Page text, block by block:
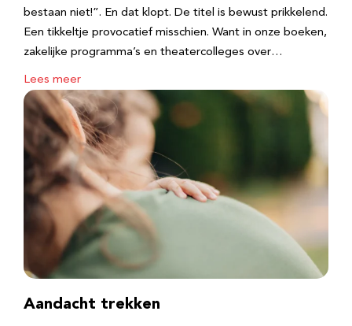
bestaan niet!”. En dat klopt. De titel is bewust prikkelend.
Een tikkeltje provocatief misschien. Want in onze boeken,
zakelijke programma’s en theatercolleges over…
Lees meer
Aandacht trekken